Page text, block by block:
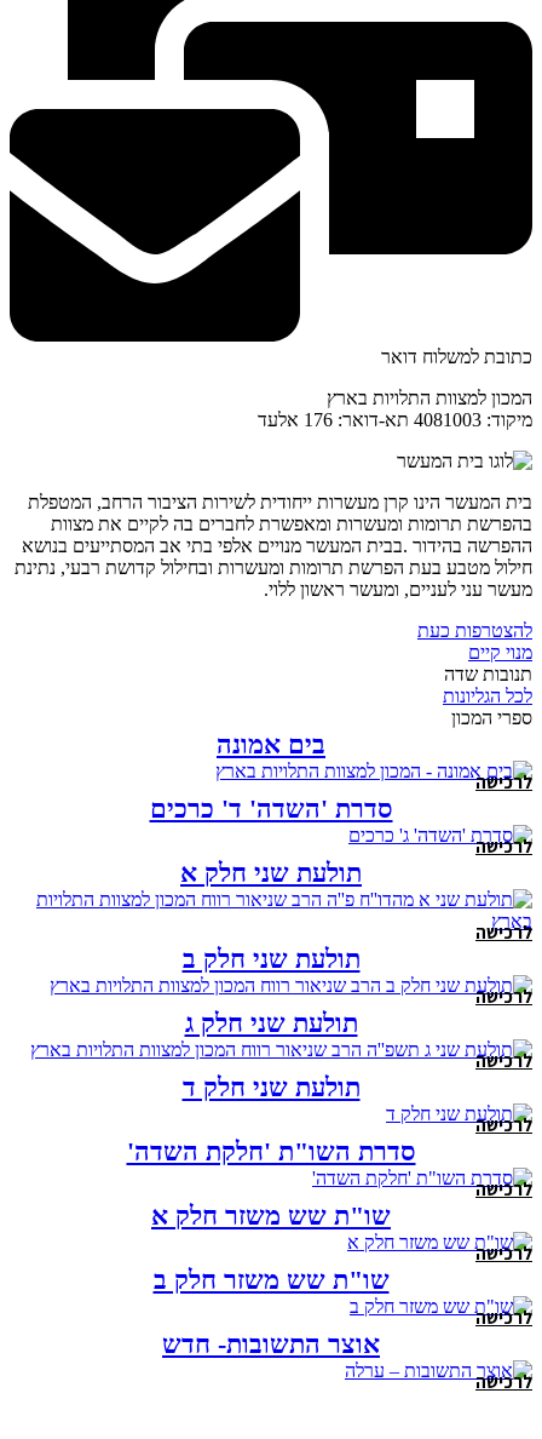
כתובת למשלוח דואר
המכון למצוות התלויות בארץ
מיקוד: 4081003 תא-דואר: 176 אלעד
בית המעשר הינו קרן מעשרות ייחודית לשירות הציבור הרחב, המטפלת
בהפרשת תרומות ומעשרות ומאפשרת לחברים בה לקיים את מצוות
ההפרשה בהידור .בבית המעשר מנויים אלפי בתי אב המסתייעים בנושא
חילול מטבע בעת הפרשת תרומות ומעשרות ובחילול קדושת רבעי, נתינת
מעשר עני לעניים, ומעשר ראשון ללוי.
להצטרפות כעת
מנוי קיים
תנובות שדה
לכל הגליונות
ספרי המכון
בים אמונה
לרכישה
סדרת 'השדה' ד' כרכים
לרכישה
תולעת שני חלק א
לרכישה
תולעת שני חלק ב
לרכישה
תולעת שני חלק ג
לרכישה
תולעת שני חלק ד
לרכישה
סדרת השו"ת 'חלקת השדה'
לרכישה
שו"ת שש משזר חלק א
לרכישה
שו"ת שש משזר חלק ב
לרכישה
אוצר התשובות- חדש
לרכישה